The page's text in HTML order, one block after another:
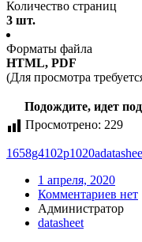
Количество страниц
3 шт.
Форматы файла
HTML, PDF
(Для просмотра
Подождите, идет
Просмотрено: 229
1658g4102p1020a
1 апреля, 2020
Комментариев нет
Администратор
datasheet